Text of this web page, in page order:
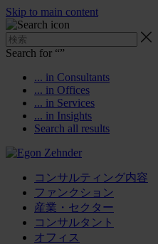
Skip to main content
Search for “”
... in Consultants
... in Offices
... in Services
... in Insights
Search all results
コンサルティング内容
ファンクション
産業・セクター
コンサルタント
オフィス